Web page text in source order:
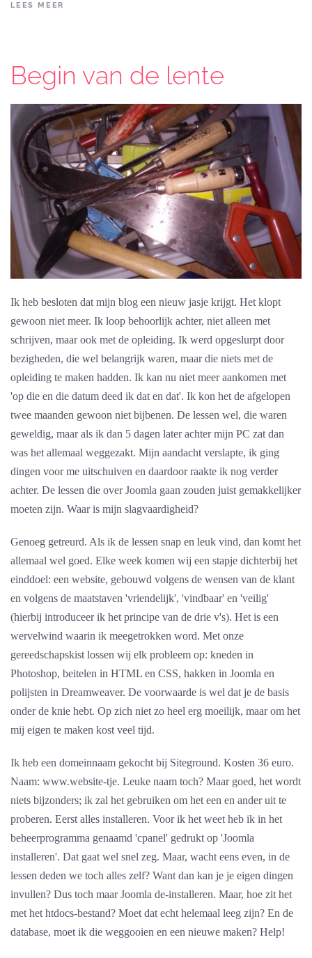
LEES MEER
Begin van de lente
Ik heb besloten dat mijn blog een nieuw jasje krijgt. Het klopt
gewoon niet meer. Ik loop behoorlijk achter, niet alleen met
schrijven, maar ook met de opleiding. Ik werd opgeslurpt door
bezigheden, die wel belangrijk waren, maar die niets met de
opleiding te maken hadden. Ik kan nu niet meer aankomen met
'op die en die datum deed ik dat en dat'. Ik kon het de afgelopen
twee maanden gewoon niet bijbenen. De lessen wel, die waren
geweldig, maar als ik dan 5 dagen later achter mijn PC zat dan
was het allemaal weggezakt. Mijn aandacht verslapte, ik ging
dingen voor me uitschuiven en daardoor raakte ik nog verder
achter. De lessen die over Joomla gaan zouden juist gemakkelijker
moeten zijn. Waar is mijn slagvaardigheid?
Genoeg getreurd. Als ik de lessen snap en leuk vind, dan komt het
allemaal wel goed. Elke week komen wij een stapje dichterbij het
einddoel: een website, gebouwd volgens de wensen van de klant
en volgens de maatstaven 'vriendelijk', 'vindbaar' en 'veilig'
(hierbij introduceer ik het principe van de drie v's). Het is een
wervelwind waarin ik meegetrokken word. Met onze
gereedschapskist lossen wij elk probleem op: kneden in
Photoshop, beitelen in HTML en CSS, hakken in Joomla en
polijsten in Dreamweaver. De voorwaarde is wel dat je de basis
onder de knie hebt. Op zich niet zo heel erg moeilijk, maar om het
mij eigen te maken kost veel tijd.
Ik heb een domeinnaam gekocht bij Siteground. Kosten 36 euro.
Naam: www.website-tje. Leuke naam toch? Maar goed, het wordt
niets bijzonders; ik zal het gebruiken om het een en ander uit te
proberen. Eerst alles installeren. Voor ik het weet heb ik in het
beheerprogramma genaamd 'cpanel' gedrukt op 'Joomla
installeren'. Dat gaat wel snel zeg. Maar, wacht eens even, in de
lessen deden we toch alles zelf? Want dan kan je je eigen dingen
invullen? Dus toch maar Joomla de-installeren. Maar, hoe zit het
met het htdocs-bestand? Moet dat echt helemaal leeg zijn? En de
database, moet ik die weggooien en een nieuwe maken? Help!